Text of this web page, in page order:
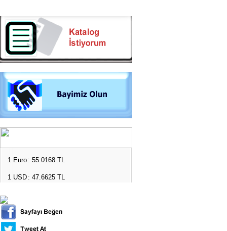
1 Euro : 55.0168 TL
1 USD : 47.6625 TL